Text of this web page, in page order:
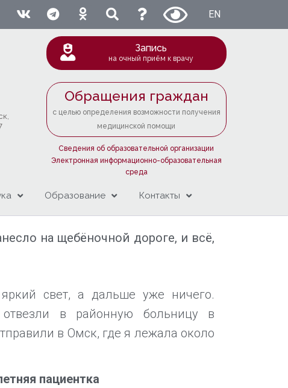
EN
Запись
на очный приём к врачу
Обращения граждан
с целью определения возможности получения
медицинской помощи
Сведения об образовательной организации
Электронная информационно-образовательная
среда
Образование Контакты
на щебёночной дороге, и всё,
свет, а дальше уже ничего.
в районную больницу в
в Омск, где я лежала около
пациентка